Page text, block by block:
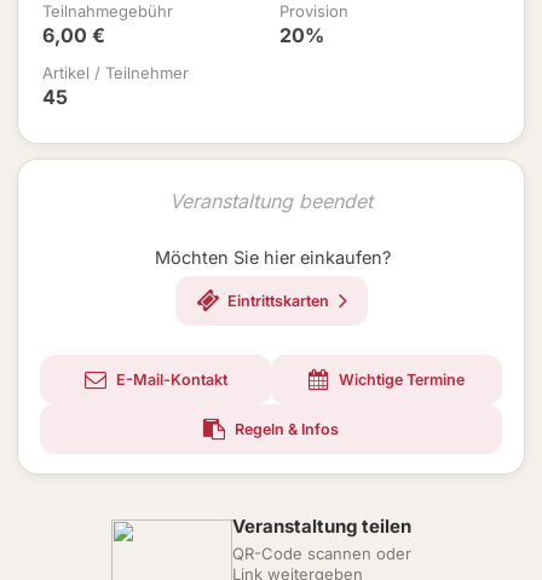
Teilnahmegebühr
6,00 €
Provision
20%
Artikel / Teilnehmer
45
Veranstaltung beendet
Möchten Sie hier einkaufen?
Eintrittskarten
E-Mail-Kontakt Wichtige Termine
Regeln & Infos
Veranstaltung teilen
QR-Code scannen oder
Link weitergeben